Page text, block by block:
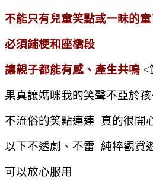
不能只有兒童笑點或一昧的
必須鋪梗和座橋段
讓親子都能有感、產生共鳴 <
果真讓媽咪我的笑聲不亞於孩
不流俗的笑點連連 真的很開
以下不透劇、不雷 純粹觀賞
可以放心服用